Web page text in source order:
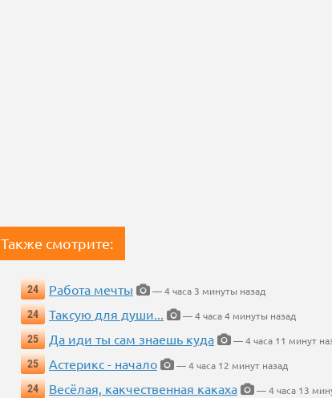
Также смотрите:
24 Работа мечты
— 4 часа 3 минуты назад
24
Таксую для души...
— 4 часа 4 минуты назад
25
Да иди ты сам знаешь куда
— 4 часа 11 минут
25
Астерикс - начало
— 4 часа 12 минут назад
24
Весёлая, какчественная какаха
— 4 часа 13